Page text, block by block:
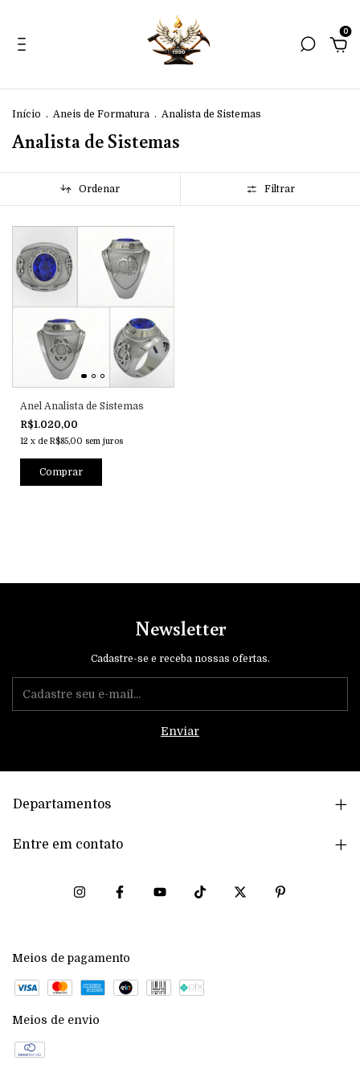
0
Início . Aneis de Formatura . Analista de Sistemas
Analista de Sistemas
Ordenar Filtrar
Anel Analista de Sistemas
R$1.020,00
12 x de R$85,00 sem juros
Comprar
Newsletter
Cadastre-se e receba nossas ofertas.
Departamentos
Entre em contato
Meios de pagamento
Meios de envio